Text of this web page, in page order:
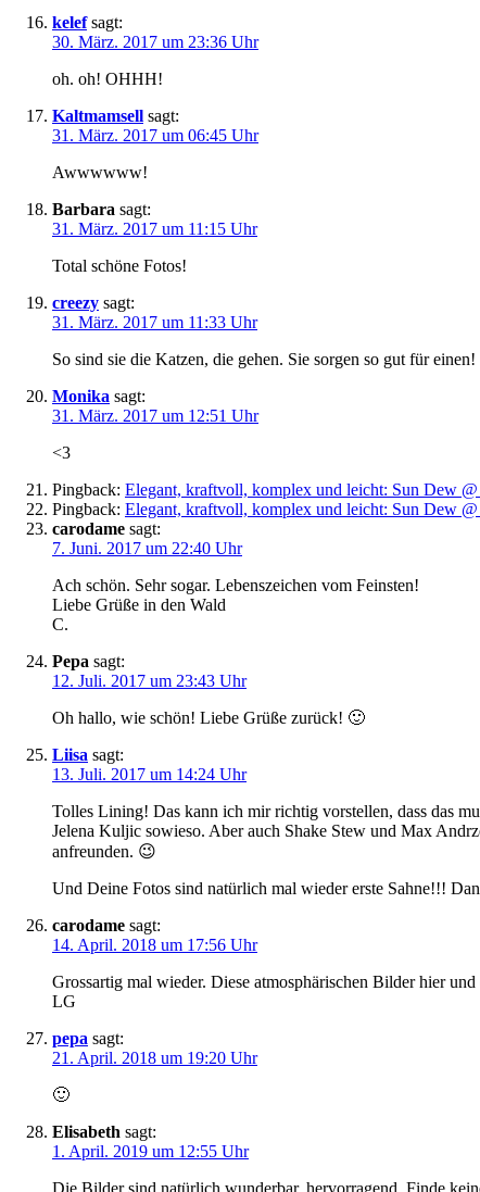
kelef sagt:
30. März. 2017 um 23:36 Uhr
oh. oh! OHHH!
Kaltmamsell sagt:
31. März. 2017 um 06:45 Uhr
Awwwwww!
Barbara sagt:
31. März. 2017 um 11:15 Uhr
Total schöne Fotos!
creezy sagt:
31. März. 2017 um 11:33 Uhr
So sind sie die Katzen, die gehen. Sie sorgen so gut für einen!
Monika sagt:
31. März. 2017 um 12:51 Uhr
<3
Pingback: Elegant, kraftvoll, komplex und leicht: Sun Dew
Pingback: Elegant, kraftvoll, komplex und leicht: Sun Dew
carodame sagt:
7. Juni. 2017 um 22:40 Uhr
Ach schön. Sehr sogar. Lebenszeichen vom Feinsten!
Liebe Grüße in den Wald
C.
Pepa sagt:
12. Juli. 2017 um 23:43 Uhr
Oh hallo, wie schön! Liebe Grüße zurück! 🙂
Liisa sagt:
13. Juli. 2017 um 14:24 Uhr
Tolles Lining! Das kann ich mir richtig vorstellen, dass das
Jelena Kuljic sowieso. Aber auch Shake Stew und Max
anfreunden. 😉
Und Deine Fotos sind natürlich mal wieder erste Sahne!!!
carodame sagt:
14. April. 2018 um 17:56 Uhr
Grossartig mal wieder. Diese atmosphärischen Bilder hier
LG
pepa sagt:
21. April. 2018 um 19:20 Uhr
🙂
Elisabeth sagt:
1. April. 2019 um 12:55 Uhr